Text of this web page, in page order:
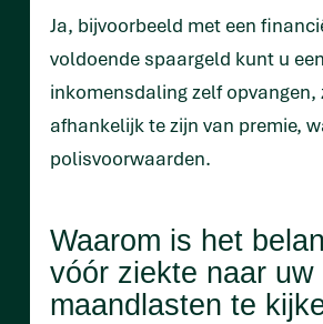
Ja, bijvoorbeeld met een
voldoende spaargeld kunt u
inkomensdaling zelf opvangen,
afhankelijk te zijn van premie,
polisvoorwaarden.
Waarom is het
vóór ziekte naar uw
maandlasten te